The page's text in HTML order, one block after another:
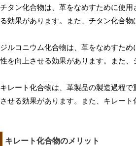
チタン化合物は、革をなめすために使
る効果があります。また、チタン化合物
ジルコニウム化合物は、革をなめすた
性を向上させる効果があります。また、
キレート化合物は、革製品の製造過程
させる効果があります。また、キレー
キレート化合物のメリット